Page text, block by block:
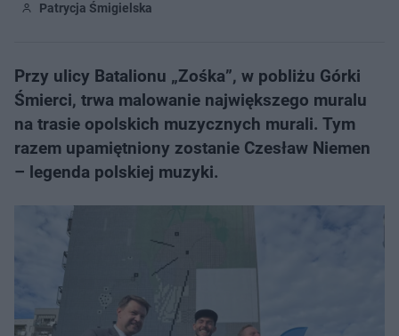
Patrycja Śmigielska
Przy ulicy Batalionu „Zośka”, w pobliżu Górki
Śmierci, trwa malowanie największego muralu
na trasie opolskich muzycznych murali. Tym
razem upamiętniony zostanie Czesław Niemen
– legenda polskiej muzyki.